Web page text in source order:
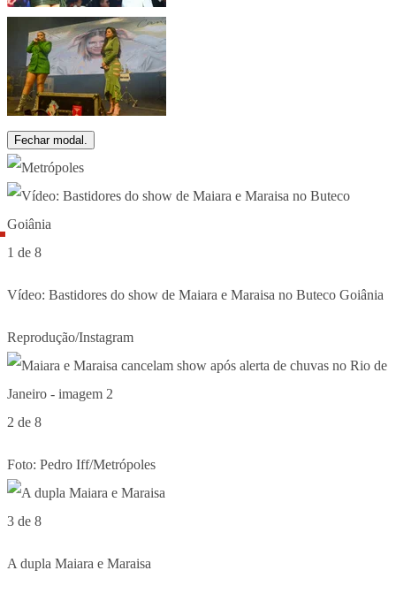
Fechar modal.
1 de 8
Vídeo: Bastidores do show de Maiara e Maraisa no Buteco Goiânia
Reprodução/Instagram
2 de 8
Foto: Pedro Iff/Metrópoles
3 de 8
A dupla Maiara e Maraisa